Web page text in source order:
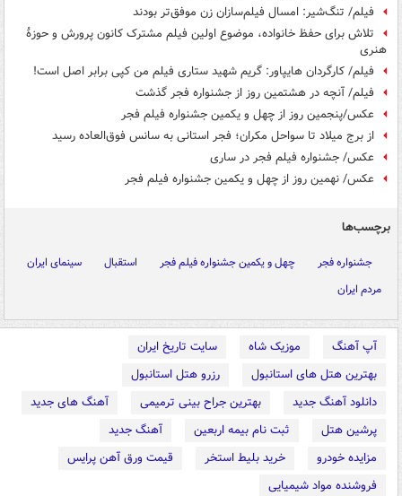
فیلم/ تنگ‌شیر: امسال فیلم‌سازان زن موفق‌تر بودند
تلاش برای حفظ خانواده، موضوع اولین فیلم مشترک کانون پرورش و حوزۀ
هنری
فیلم/ کارگردان هایپاور: گریم شهید ستاری فیلم من کپی برابر اصل است!
فیلم/ آنچه در هشتمین روز از جشنواره فجر گذشت
عکس/پنجمین روز از چهل و یکمین جشنواره فیلم فجر
از برج میلاد تا سواحل مکران؛ فجر استانی به سانس فوق‌العاده رسید
عکس/ جشنواره فیلم فجر در ساری
عکس/ نهمین روز از چهل و یکمین جشنواره فیلم فجر
برچسب‌ها
جشنواره فجر چهل و یکمین جشنواره فیلم فجر استقبال
سینمای ایران
مردم ایران
آپ آهنگ موزیک شاه
سایت تاریخ ایران
بهترین هتل های استانبول
رزرو هتل استانبول
دانلود آهنگ جدید
بهترین جراح بینی ترمیمی
آهنگ های جدید
پرشین هتل
ثبت نام بیمه اربعین
آهنگ جدید
مزایده خودرو
خرید بلیط استخر
قیمت ورق آهن پرایس
فروشنده مواد شیمیایی